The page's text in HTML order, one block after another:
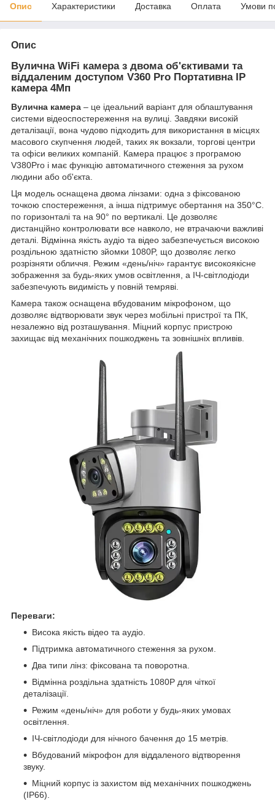
Опис Характеристики Доставка Оплата Умови
Опис
Вулична WiFi камера з двома об'єктивами та
віддаленим доступом V360 Pro Портативна IP
камера 4Мп
Вулична камера – це ідеальний варіант для облаштування
системи відеоспостереження на вулиці. Завдяки високій
деталізації, вона чудово підходить для використання в місцях
масового скупчення людей, таких як вокзали, торгові центри
та офіси великих компаній. Камера працює з програмою
V380Pro і має функцію автоматичного стеження за рухом
людини або об'єкта.
Ця модель оснащена двома лінзами: одна з фіксованою
точкою спостереження, а інша підтримує обертання на 350°С.
по горизонталі та на 90° по вертикалі. Це дозволяє
дистанційно контролювати все навколо, не втрачаючи важливі
деталі. Відмінна якість аудіо та відео забезпечується високою
роздільною здатністю зйомки 1080P, що дозволяє легко
розрізняти обличчя. Режим «день/ніч» гарантує високоякісне
зображення за будь-яких умов освітлення, а ІЧ-світлодіоди
забезпечують видимість у повній темряві.
Камера також оснащена вбудованим мікрофоном, що
дозволяє відтворювати звук через мобільні пристрої та ПК,
незалежно від розташування. Міцний корпус пристрою
захищає від механічних пошкоджень та зовнішніх впливів.
Переваги:
Висока якість відео та аудіо.
Підтримка автоматичного стеження за рухом.
Два типи лінз: фіксована та поворотна.
Відмінна роздільна здатність 1080P для чіткої
деталізації.
Режим «день/ніч» для роботи у будь-яких умовах
освітлення.
ІЧ-світлодіоди для нічного бачення до 15 метрів.
Вбудований мікрофон для віддаленого відтворення
звуку.
Міцний корпус із захистом від механічних пошкоджень
(IP66).